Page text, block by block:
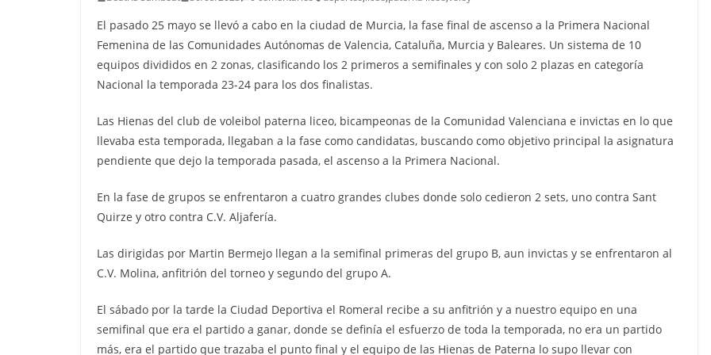
El pasado 25 mayo se llevó a cabo en la ciudad de Murcia, la fase final de ascenso a la Primera Nacional
Femenina de las Comunidades Autónomas de Valencia, Cataluña, Murcia y Baleares. Un sistema de 10
equipos divididos en 2 zonas, clasificando los 2 primeros a semifinales y con solo 2 plazas en categoría
Nacional la temporada 23-24 para los dos finalistas.
Las Hienas del club de voleibol paterna liceo, bicampeonas de la Comunidad Valenciana e invictas en lo que
llevaba esta temporada, llegaban a la fase como candidatas, buscando como objetivo principal la asignatura
pendiente que dejo la temporada pasada, el ascenso a la Primera Nacional.
En la fase de grupos se enfrentaron a cuatro grandes clubes donde solo cedieron 2 sets, uno contra Sant
Quirze y otro contra C.V. Aljafería.
Las dirigidas por Martin Bermejo llegan a la semifinal primeras del grupo B, aun invictas y se enfrentaron al
C.V. Molina, anfitrión del torneo y segundo del grupo A.
El sábado por la tarde la Ciudad Deportiva el Romeral recibe a su anfitrión y a nuestro equipo en una
semifinal que era el partido a ganar, donde se definía el esfuerzo de toda la temporada, no era un partido
más, era el partido que trazaba el punto final y el equipo de las Hienas de Paterna lo supo llevar con